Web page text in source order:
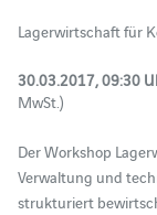
Lagerwirtschaft für
30.03.2017, 09:30
MwSt.)
Der Workshop
Verwaltung und
strukturiert